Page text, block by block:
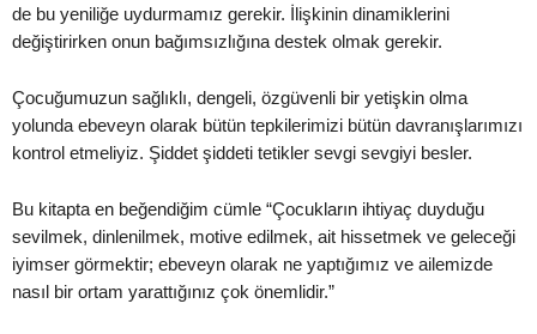
de bu yeniliğe uydurmamız gerekir. İlişkinin dinamiklerini
değiştirirken onun bağımsızlığına destek olmak gerekir.
Çocuğumuzun sağlıklı, dengeli, özgüvenli bir yetişkin olma
yolunda ebeveyn olarak bütün tepkilerimizi bütün davranışlarımızı
kontrol etmeliyiz. Şiddet şiddeti tetikler sevgi sevgiyi besler.
Bu kitapta en beğendiğim cümle “Çocukların ihtiyaç duyduğu
sevilmek, dinlenilmek, motive edilmek, ait hissetmek ve geleceği
iyimser görmektir; ebeveyn olarak ne yaptığımız ve ailemizde
nasıl bir ortam yarattığınız çok önemlidir.”